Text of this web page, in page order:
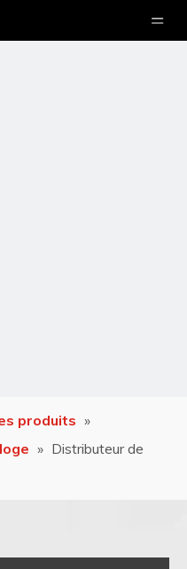
produits »
» Distributeur de